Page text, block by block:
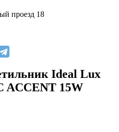
проезд 18
Ideal Lux
ACCENT 15W